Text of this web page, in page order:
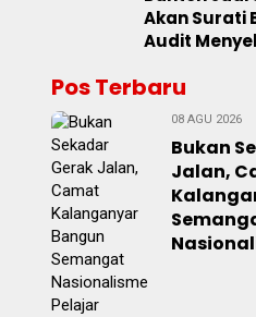
Akan Surati
Audit
Pos Terbaru
08 AGU 2026
Bukan
Jalan,